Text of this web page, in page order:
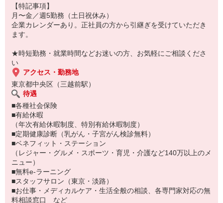
雇用形態／契約社員(正社員登用あり)
入社予定時期／3〜6ヵ月後
給与形態／月給制
給与情報／4128000〜4128000
賞与／年2回
休暇制度／年末年始、有給休暇
待遇など／通勤手当、残業手当、完全週休2日、社会保険完備
上記は、紹介時に明示される労働条件の内容と異なる場合がありま
す。
【特記事項】
月〜金／週5勤務（土日祝休み）
企業カレンダーあり。正社員の方から引継ぎを受けていただき
ます。
★時短勤務・就業時間などお迷いの方、お気軽にご相談くださ
い
アクセス・勤務地
東京都中央区（三越前駅）
待遇
■各種社会保険
■有給休暇
（年次有給休暇制度、特別有給休暇制度）
■定期健康診断（乳がん・子宮がん検診無料）
■ベネフィット・ステーション
（レジャー・グルメ・スポーツ・育児・介護など140万以上のメ
ニュー）
■無料e-ラーニング
■スタッフサロン（東京・淡路）
■お仕事・メディカルケア・生活全般の相談、各専門家対応の無
料相談窓口 など